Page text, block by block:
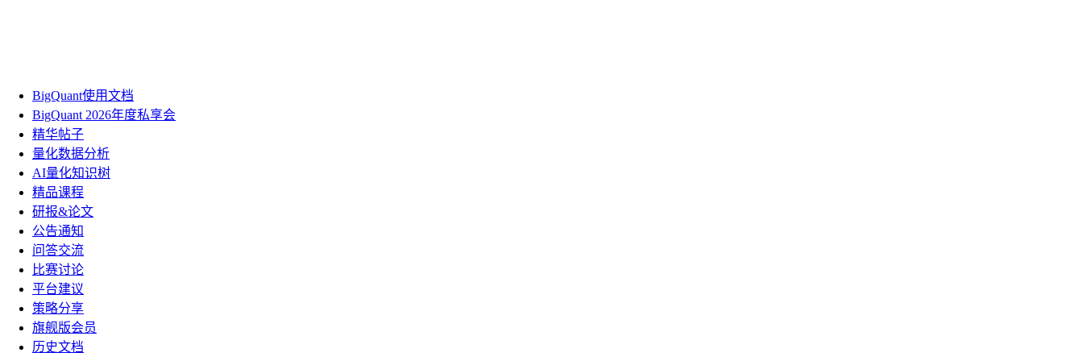
BigQuant使用文档
BigQuant 2026年度私享会
精华帖子
量化数据分析
AI量化知识树
精品课程
研报&论文
公告通知
问答交流
比赛讨论
平台建议
策略分享
旗舰版会员
历史文档